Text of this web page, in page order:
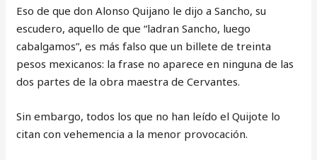
Eso de que don Alonso Quijano le dijo a Sancho, su
escudero, aquello de que “ladran Sancho, luego
cabalgamos”, es más falso que un billete de treinta
pesos mexicanos: la frase no aparece en ninguna de las
dos partes de la obra maestra de Cervantes.
Sin embargo, todos los que no han leído el Quijote lo
citan con vehemencia a la menor provocación.